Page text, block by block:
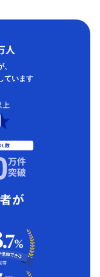
人
ています
上
数
万件
突破